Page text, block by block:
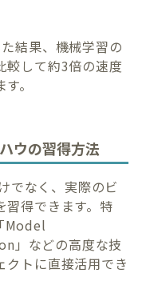
結果、機械学習の
較して約3倍の速度
。
ウの習得方法
でなく、実際のビ
習得できます。特
Model
」などの高度な技
クトに直接活用でき